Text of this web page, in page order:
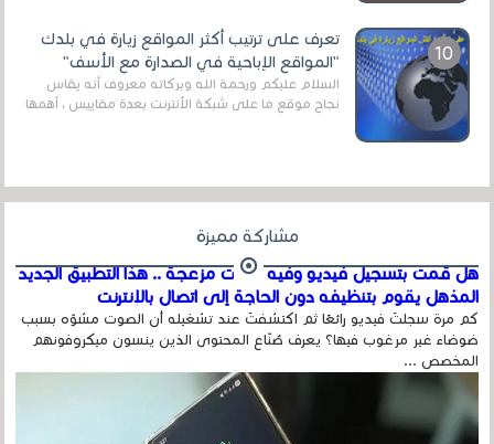
تعرف على ترتيب أكثر المواقع زيارة في بلدك
"المواقع الإباحية في الصدارة مع الأسف"
السلام عليكم ورحمة الله وبركاته معروف أنه يقاس
نجاح موقع ما على شبكة الأنترنت بعدة مقاييس ، أهمها
مشاركة مميزة
هل قمت بتسجيل فيديو وفيه أصوت مزعجة .. هذا التطبيق الجديد
المذهل يقوم بتنظيفه دون الحاجة إلى اتصال بالإنترنت
كم مرة سجلتَ فيديو رائعًا ثم اكتشفتَ عند تشغيله أن الصوت مشوّه بسبب
ضوضاء غير مرغوب فيها؟ يعرف صُنّاع المحتوى الذين ينسون ميكروفونهم
المخصص ...